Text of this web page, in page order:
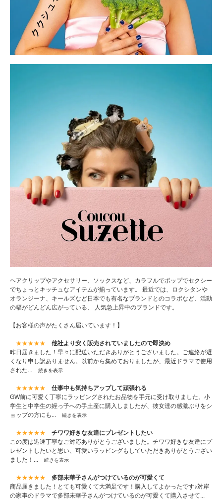
ヘアクリップやアクセサリー、ソックスなど、カラフルでポップでセクシー
でちょっとキッチュなアイテムが揃っています。 最近では、ロクシタンや
オランジーナ、キールズなど日本でも有名なブランドとのコラボなど、活動
の幅がどんどん広がっている、 人気急上昇中のブランドです。
【お客様の声がたくさん届いています！】
★★★★★
他社より安く販売されていましたので即決め
昨日届きました！早々に配送いただきありがとうございました。ご連絡が遅
くなり申し訳ありません。以前から集めておりましたが、最近ドラマで使用
された...
続きを表示
★★★★★
仕事中も気持ちアップして頑張れる
GW前に可愛く丁寧にラッピングされたお品物を手元に受け取りました。小
学生と中学生の姪っ子への手土産に購入しましたが、彼女達の感激ぶりをシ
ョップの方にも...
続きを表示
★★★★★
チワワ好きな友達にプレゼントしたい
この度は迅速丁寧なご対応ありがとうございました。チワワ好きな友達にプ
レゼントしたいと思い、可愛いラッピングもしていただきありがとうござい
ました！...
続きを表示
★★★★★
多部未華子さんがつけているのが可愛くて
商品届きました！とても可愛くて大満足です！購入してよかったです♪対岸
の家事のドラマで多部未華子さんがつけているのが可愛くて購入させて...